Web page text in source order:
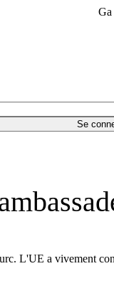
Ga
Se
L'UE a vivement